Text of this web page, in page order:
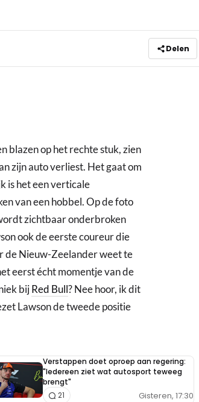
Delen
blazen op het rechte stuk, zien
zijn auto verliest. Het gaat om
is het een verticale
van een hobbel. Op de foto
zichtbaar onderbroken
ook de eerste coureur die
de Nieuw-Zeelander weet te
eerst écht momentje van de
bijRed Bull? Nee hoor, ik dit
Lawson de tweede positie
Verstappen doet oproep aan regering:
"Iedereen ziet wat autosport teweeg
brengt"
Gisteren, 17:30
21